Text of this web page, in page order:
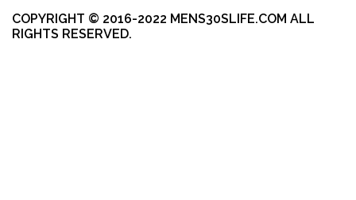
COPYRIGHT © 2016-2022 MENS30SLIFE.COM ALL
RIGHTS RESERVED.